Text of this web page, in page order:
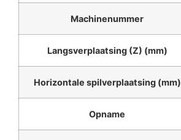
Machinenummer
Langsverplaatsing (Z) (mm)
Horizontale spilverplaatsing (mm)
Opname